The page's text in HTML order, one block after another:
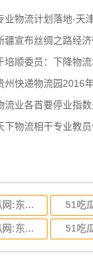
业物流计划落地-天
疆宣布丝绸之路经
培顺委员：下降物
州快递物流园2016
流业各首要停业指
下物流相干专业教
51吃瓜网:东莞到甘肃省物流运输,东莞到甘肃省物流公司
51吃瓜网:东莞到浙江省物流运输,东莞到浙江省物流公司